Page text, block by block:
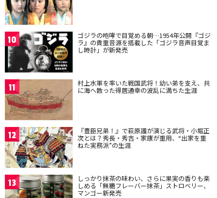
10 ゴジラの咆哮で目覚める朝…1954年公開『ゴジ
ラ』の貴重音源を搭載した「ゴジラ音声目覚ま
し時計」が新発売
11 村上水軍を率いた戦国武将！幼い弟を支え、共
に海へ散った得居通幸の波乱に満ちた生涯
12 『豊臣兄弟！』で萩原護が演じる武将・小堀正
次とは？秀長・秀吉・家康が重用、“出家を重
ねた実務派”の生涯
13 しっかり抹茶の味わい、さらに果実の香りも楽
しめる「無糖フレーバー抹茶」ストロベリー、
マンゴー新発売